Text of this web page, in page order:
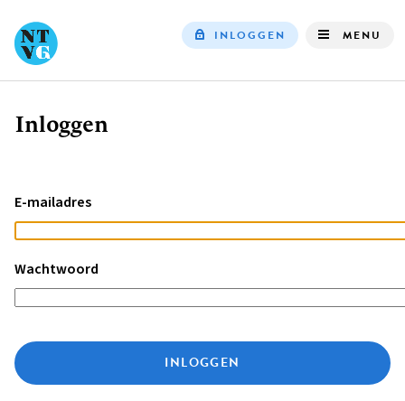
INLOGGEN MENU
Kruimelpad
Inloggen
E-mailadres
Wachtwoord
INLOGGEN